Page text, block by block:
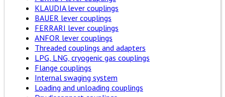
KLAUDIA lever couplings
BAUER lever couplings
FERRARI lever couplings
ANFOR lever couplings
Threaded couplings and adapters
LPG, LNG, cryogenic gas couplings
Flange couplings
Internal swaging system
Loading and unloading couplings